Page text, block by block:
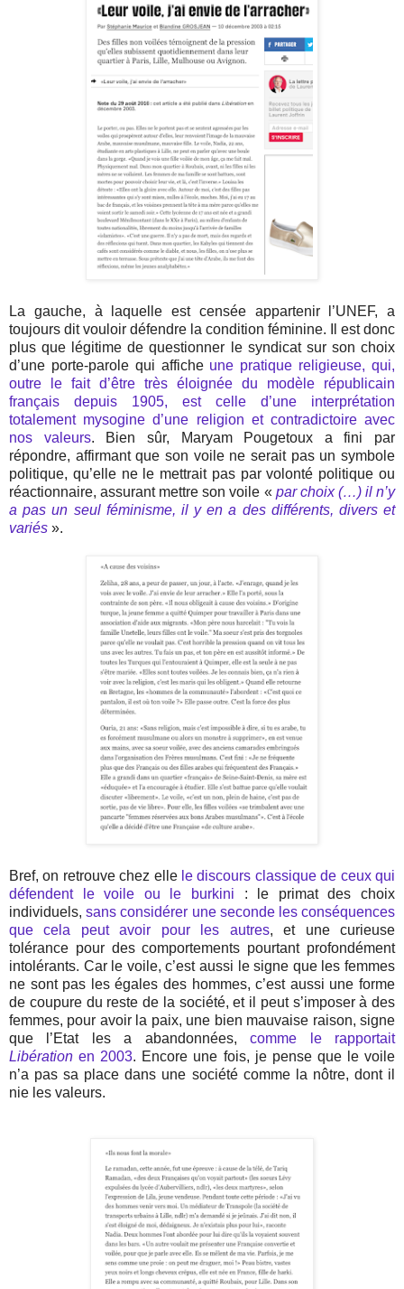
La gauche, à laquelle est censée appartenir l’UNEF, a
toujours dit vouloir défendre la condition féminine. Il est donc
plus que légitime de questionner le syndicat sur son choix
d’une porte-parole qui affiche une pratique religieuse, qui,
outre le fait d’être très éloignée du modèle républicain
français depuis 1905, est celle d’une interprétation
totalement mysogine d’une religion et contradictoire avec
nos valeurs. Bien sûr, Maryam Pougetoux a fini par
répondre, affirmant que son voile ne serait pas un symbole
politique, qu’elle ne le mettrait pas par volonté politique ou
réactionnaire, assurant mettre son voile « par choix (…) il n’y
a pas un seul féminisme, il y en a des différents, divers et
variés ».
Bref, on retrouve chez elle le discours classique de ceux qui
défendent le voile ou le burkini : le primat des choix
individuels,sans considérer une seconde les conséquences
que cela peut avoir pour les autres, et une curieuse
tolérance pour des comportements pourtant profondément
intolérants. Car le voile, c’est aussi le signe que les femmes
ne sont pas les égales des hommes, c’est aussi une forme
de coupure du reste de la société, et il peut s’imposer à des
femmes, pour avoir la paix, une bien mauvaise raison, signe
que l’Etat les a abandonnées,comme le rapportait
Libération en 2003. Encore une fois, je pense que le voile
n’a pas sa place dans une société comme la nôtre, dont il
nie les valeurs.